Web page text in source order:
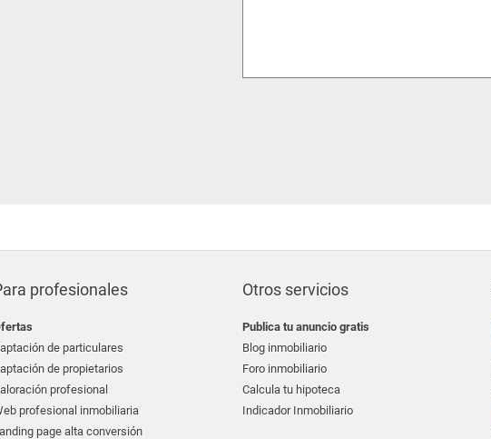
profesionales
de particulares
de propietarios
profesional
profesional inmobiliaria
page alta conversión
Otros servicios
Publica tu anuncio gratis
Blog inmobiliario
Foro inmobiliario
Calcula tu hipoteca
Indicador Inmobiliario